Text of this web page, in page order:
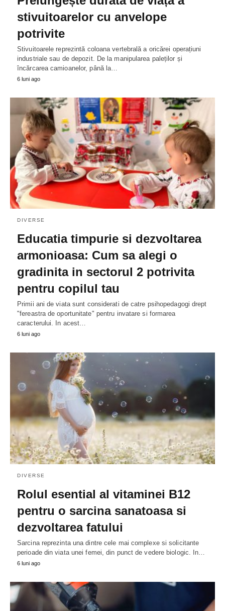
stivuitoarelor cu anvelope
potrivite
Stivuitoarele reprezintă coloana vertebrală a oricărei operațiuni
industriale sau de depozit. De la manipularea paleților și
încărcarea camioanelor, până la…
6 luni ago
DIVERSE
Educatia timpurie si dezvoltarea
armonioasa: Cum sa alegi o
gradinita in sectorul 2 potrivita
pentru copilul tau
Primii ani de viata sunt considerati de catre psihopedagogi drept
"fereastra de oportunitate" pentru invatare si formarea
caracterului. In acest…
6 luni ago
DIVERSE
Rolul esential al vitaminei B12
pentru o sarcina sanatoasa si
dezvoltarea fatului
Sarcina reprezinta una dintre cele mai complexe si solicitante
perioade din viata unei femei, din punct de vedere biologic. In…
6 luni ago